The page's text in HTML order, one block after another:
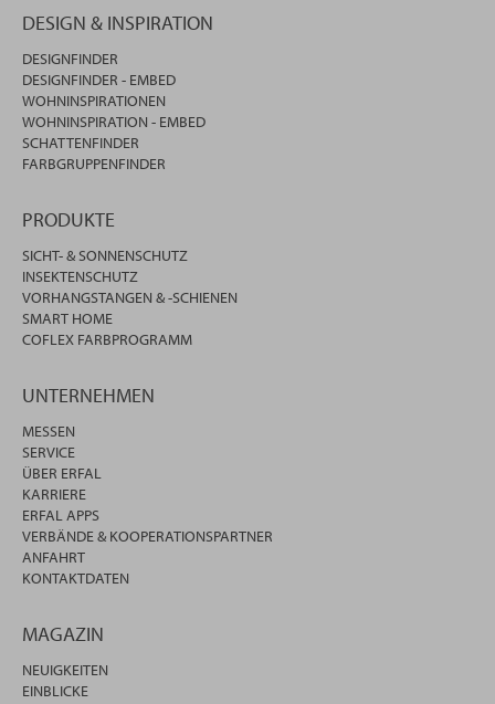
DESIGN & INSPIRATION
DESIGNFINDER
DESIGNFINDER - EMBED
WOHNINSPIRATIONEN
WOHNINSPIRATION - EMBED
SCHATTENFINDER
FARBGRUPPENFINDER
PRODUKTE
SICHT- & SONNENSCHUTZ
INSEKTENSCHUTZ
VORHANGSTANGEN & -SCHIENEN
SMART HOME
COFLEX FARBPROGRAMM
UNTERNEHMEN
MESSEN
SERVICE
ÜBER ERFAL
KARRIERE
ERFAL APPS
VERBÄNDE & KOOPERATIONSPARTNER
ANFAHRT
KONTAKTDATEN
MAGAZIN
NEUIGKEITEN
EINBLICKE